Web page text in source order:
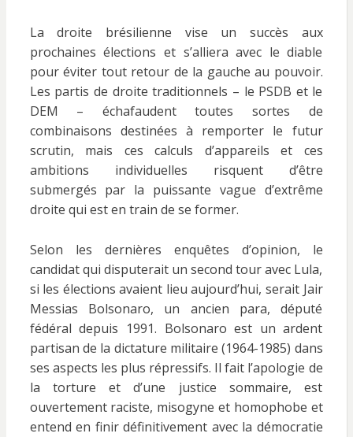
La droite brésilienne vise un succès aux
prochaines élections et s’alliera avec le diable
pour éviter tout retour de la gauche au pouvoir.
Les partis de droite traditionnels – le PSDB et le
DEM – échafaudent toutes sortes de
combinaisons destinées à remporter le futur
scrutin, mais ces calculs d’appareils et ces
ambitions individuelles risquent d’être
submergés par la puissante vague d’extrême
droite qui est en train de se former.
Selon les dernières enquêtes d’opinion, le
candidat qui disputerait un second tour avec Lula,
si les élections avaient lieu aujourd’hui, serait Jair
Messias Bolsonaro, un ancien para, député
fédéral depuis 1991. Bolsonaro est un ardent
partisan de la dictature militaire (1964-1985) dans
ses aspects les plus répressifs. Il fait l’apologie de
la torture et d’une justice sommaire, est
ouvertement raciste, misogyne et homophobe et
entend en finir définitivement avec la démocratie